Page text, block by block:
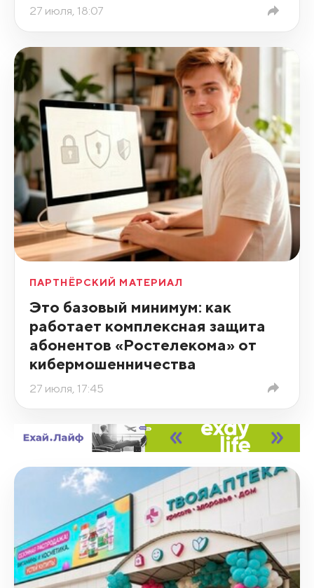
27 июля, 18:07
ПАРТНЁРСКИЙ МАТЕРИАЛ
Это базовый минимум: как
работает комплексная защита
абонентов «Ростелекома» от
кибермошенничества
27 июля, 17:45